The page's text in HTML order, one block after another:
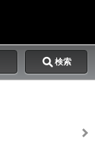
検索